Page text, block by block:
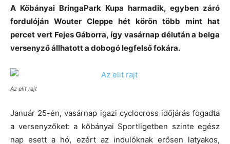
A Kőbányai BringaPark Kupa harmadik, egyben záró
fordulóján Wouter Cleppe hét körön több mint hat
percet vert Fejes Gáborra, így vasárnap délután a belga
versenyző állhatott a dobogó legfelső fokára.
Az elit rajt
Január 25-én, vasárnap igazi cyclocross időjárás fogadta
a versenyzőket: a kőbányai Sportligetben szinte egész
nap esett a hó, ezért az indulóknak erősen latyakos,